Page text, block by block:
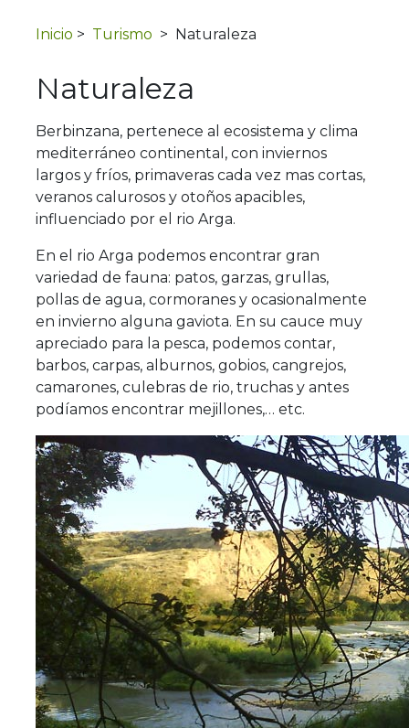
Inicio > Turismo > Naturaleza
Naturaleza
Berbinzana, pertenece al ecosistema y clima
mediterráneo continental, con inviernos
largos y fríos, primaveras cada vez mas cortas,
veranos calurosos y otoños apacibles,
influenciado por el rio Arga.
En el rio Arga podemos encontrar gran
variedad de fauna: patos, garzas, grullas,
pollas de agua, cormoranes y ocasionalmente
en invierno alguna gaviota. En su cauce muy
apreciado para la pesca, podemos contar,
barbos, carpas, alburnos, gobios, cangrejos,
camarones, culebras de rio, truchas y antes
podíamos encontrar mejillones,… etc.